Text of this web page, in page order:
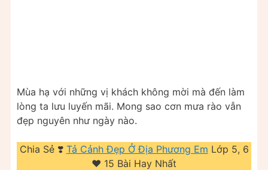
Mùa hạ với những vị khách không mời mà đến làm
lòng ta lưu luyến mãi. Mong sao cơn mưa rào vẫn
đẹp nguyên như ngày nào.
Chia Sẻ ❣️ Tả Cảnh Đẹp Ở Địa Phương Em Lớp 5, 6
❤️️ 15 Bài Hay Nhất